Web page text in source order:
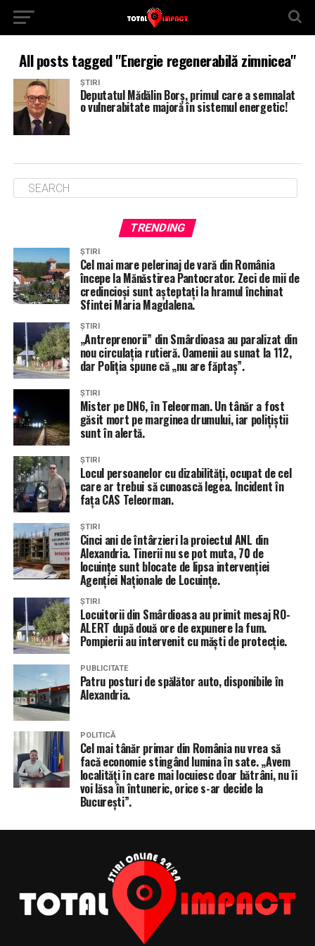
All posts tagged "Energie regenerabilă zimnicea"
ȘTIRI
Deputatul Mădălin Borș, primul care a semnalat
o vulnerabitate majoră în sistemul energetic!
TRENDING
ȘTIRI
Cel mai mare pelerinaj de vară din România
începe la Mănăstirea Pantocrator. Zeci de mii de
credincioși sunt așteptați la hramul închinat
Sfintei Maria Magdalena.
ȘTIRI
„Antreprenorii” din Smârdioasa au paralizat din
nou circulația rutieră. Oamenii au sunat la 112,
dar Poliția spune că „nu are făptaș”.
ȘTIRI
Mister pe DN6, în Teleorman. Un tânăr a fost
găsit mort pe marginea drumului, iar polițiștii
sunt în alertă.
ȘTIRI
Locul persoanelor cu dizabilități, ocupat de cel
care ar trebui să cunoască legea. Incident în
fața CAS Teleorman.
ȘTIRI
Cinci ani de întârzieri la proiectul ANL din
Alexandria. Tinerii nu se pot muta, 70 de
locuințe sunt blocate de lipsa intervenției
Agenției Naționale de Locuințe.
ȘTIRI
Locuitorii din Smârdioasa au primit mesaj RO-
ALERT după două ore de expunere la fum.
Pompierii au intervenit cu măști de protecție.
PUBLICITATE
Patru posturi de spălător auto, disponibile în
Alexandria.
POLITICĂ
Cel mai tânăr primar din România nu vrea să
facă economie stingând lumina în sate. „Avem
localități în care mai locuiesc doar bătrâni, nu îi
voi lăsa în întuneric, orice s-ar decide la
București”.